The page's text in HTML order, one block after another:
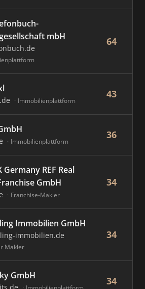
mbH
64
Immobilienplattform
43
Immobilienplattform
36
Germany REF Real
GmbH
Franchise-Makler
34
Immobilien GmbH
immobilien.de
Makler
34
GmbH 34